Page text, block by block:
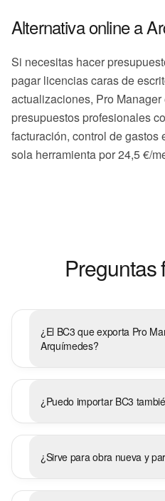
Alternativa online a
Si necesitas hacer
pagar licencias caras de
actualizaciones, Pro
presupuestos profesionales
facturación, control de gastos
sola herramienta por 24,5 €/
Preguntas
¿El BC3 que exporta Pro
Arquímedes?
¿Puedo importar BC3
¿Sirve para obra nueva y